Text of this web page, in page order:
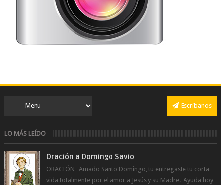
Escríbanos
LO MÁS LEÍDO
Oración a Domingo Savio
ORACIÓN Amado Santo Domingo, tu entregaste tu corta
vida totalmente por el amor a Jesús y su Madre. Ayuda hoy